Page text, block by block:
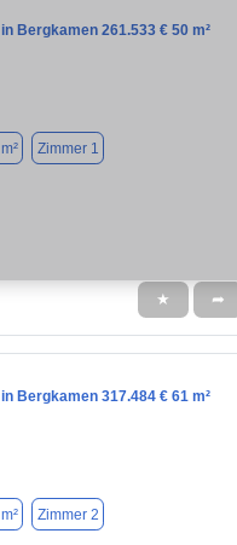
Bergkamen 261.533 € 50 m²
Zimmer 1
★ ➦
Bergkamen 317.484 € 61 m²
Zimmer 2